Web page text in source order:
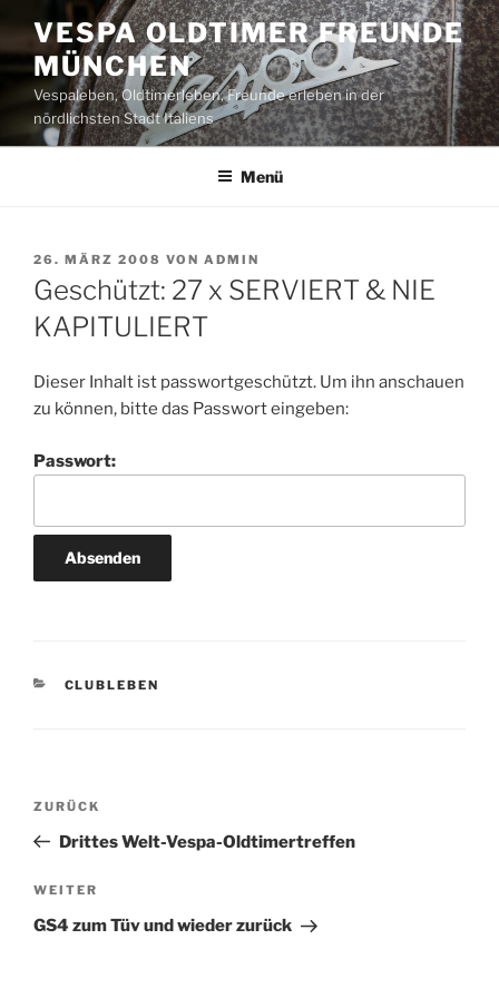
Inhalt
springen
VESPA OLDTIMER FREUNDE
MÜNCHEN
Vespaleben, Oldtimerleben, Freunde erleben in der
nördlichsten Stadt Italiens
Menü
VERÖFFENTLICHT
AM
26. MÄRZ 2008 VON ADMIN
Geschützt: 27 x SERVIERT & NIE
KAPITULIERT
Dieser Inhalt ist passwortgeschützt. Um ihn anschauen
zu können, bitte das Passwort eingeben:
Passwort:
KATEGORIEN
CLUBLEBEN
Beitragsnavigation
Vorheriger
Beitrag
ZURÜCK
Drittes Welt-Vespa-Oldtimertreffen
Nächster
Beitrag
WEITER
GS4 zum Tüv und wieder zurück